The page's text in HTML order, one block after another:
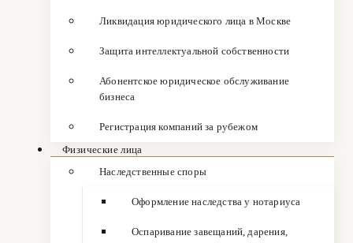
Ликвидация юридического лица в Москве
Защита интеллектуальной собственности
Абонентское юридическое обслуживание
бизнеса
Регистрация компаний за рубежом
Физические лица
Наследственные споры
Оформление наследства у нотариуса
Оспаривание завещаний, дарения,